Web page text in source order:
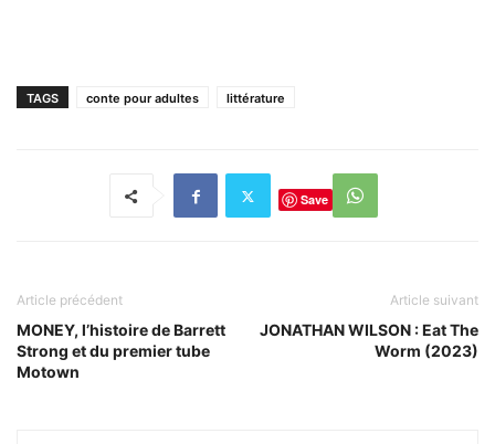
TAGS conte pour adultes littérature
Save
Article précédent
MONEY, l’histoire de Barrett
Strong et du premier tube
Motown
Article suivant
JONATHAN WILSON : Eat The
Worm (2023)